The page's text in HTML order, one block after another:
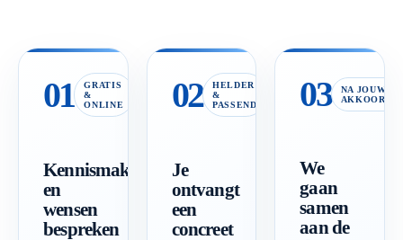
01
GRATIS
&
ONLINE
Kennismaken
en
wensen
bespreken
02
HELDER
&
PASSEND
Je
ontvangt
een
concreet
03
NA JOUW
AKKOORD
We
gaan
samen
aan de